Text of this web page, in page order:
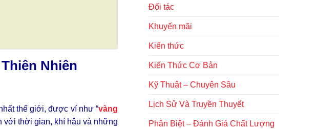
Nhiên
thế giới, được ví như “vàng
với thời gian, khí hậu và những
Đối tác
Khuyến mãi
Kiến thức
Kiến Thức Cơ Bản
Kỹ Thuật – Chuyên Sâu
Lịch Sử Và Truyền Thuyết
Phân Biệt – Đánh Giá Chất Lượng